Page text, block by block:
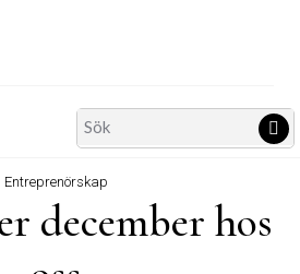
Search
for:
Entreprenörskap
december hos